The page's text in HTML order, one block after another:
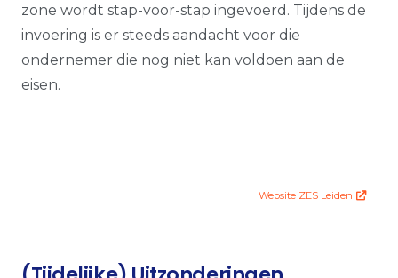
zone wordt stap-voor-stap ingevoerd. Tijdens de
invoering is er steeds aandacht voor die
ondernemer die nog niet kan voldoen aan de
eisen.
Website ZES Leiden